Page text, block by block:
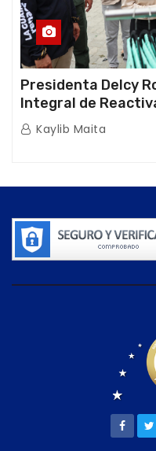
Presidenta Delcy
Integral de
Guaira
Kaylib Maita